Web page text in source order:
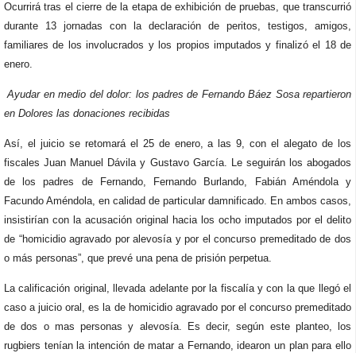
Ocurrirá tras el cierre de la etapa de exhibición de pruebas, que transcurrió
durante 13 jornadas con la declaración de peritos, testigos, amigos,
familiares de los involucrados y los propios imputados y finalizó el 18 de
enero.
Ayudar en medio del dolor: los padres de Fernando Báez Sosa repartieron
en Dolores las donaciones recibidas
Así, el juicio se retomará el 25 de enero, a las 9, con el alegato de los
fiscales Juan Manuel Dávila y Gustavo García. Le seguirán los abogados
de los padres de Fernando, Fernando Burlando, Fabián Améndola y
Facundo Améndola, en calidad de particular damnificado. En ambos casos,
insistirían con la acusación original hacia los ocho imputados por el delito
de “homicidio agravado por alevosía y por el concurso premeditado de dos
o más personas”, que prevé una pena de prisión perpetua.
La calificación original, llevada adelante por la fiscalía y con la que llegó el
caso a juicio oral, es la de homicidio agravado por el concurso premeditado
de dos o mas personas y alevosía. Es decir, según este planteo, los
rugbiers tenían la intención de matar a Fernando, idearon un plan para ello